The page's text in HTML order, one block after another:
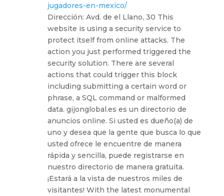
jugadores-en-mexico/
Dirección: Avd. de el Llano, 30 This
website is using a security service to
protect itself from online attacks. The
action you just performed triggered the
security solution. There are several
actions that could trigger this block
including submitting a certain word or
phrase, a SQL command or malformed
data. gijonglobal.es es un directorio de
anuncios online. Si usted es dueño(a) de
uno y desea que la gente que busca lo que
usted ofrece le encuentre de manera
rápida y sencilla, puede registrarse en
nuestro directorio de manera gratuita.
¡Estará a la vista de nuestros miles de
visitantes! With the latest monumental